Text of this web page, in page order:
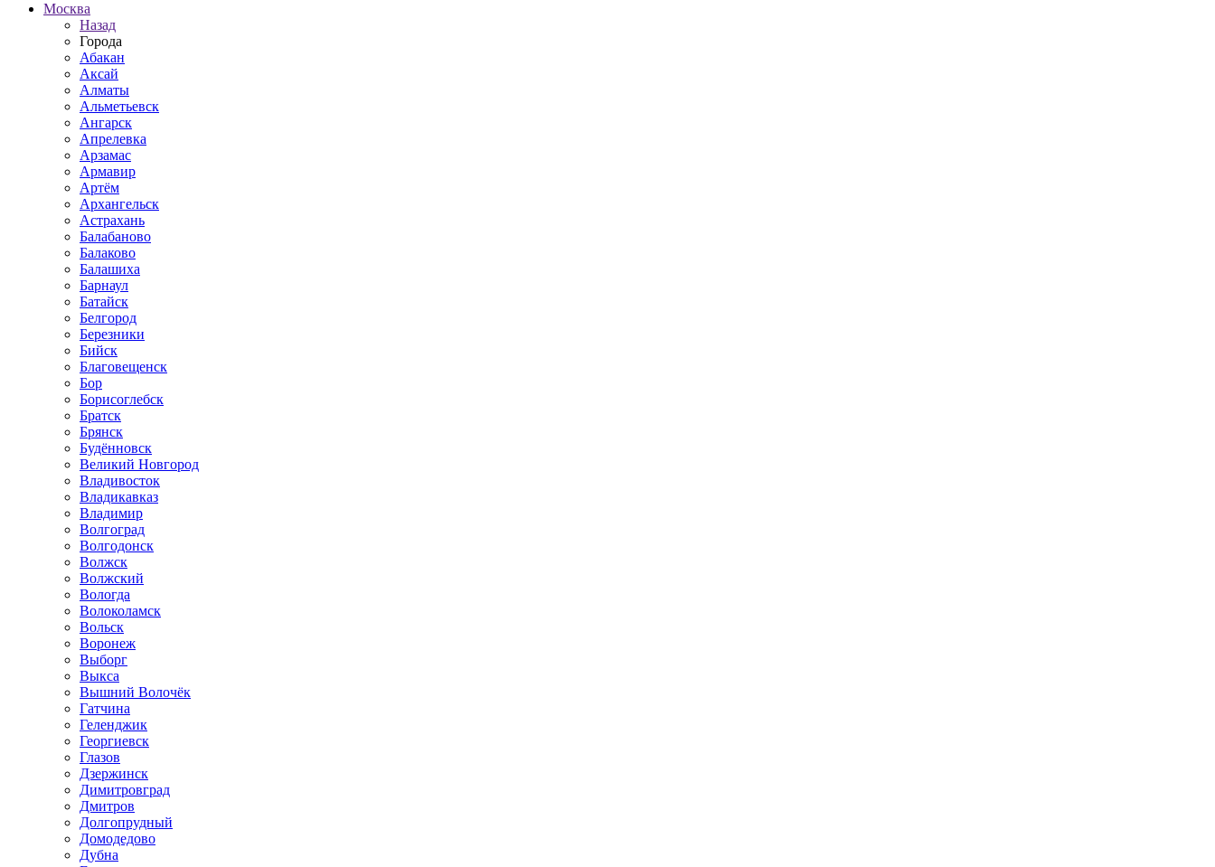
Москва
Назад
Города
Абакан
Аксай
Алматы
Альметьевск
Ангарск
Апрелевка
Арзамас
Армавир
Артём
Архангельск
Астрахань
Балабаново
Балаково
Балашиха
Барнаул
Батайск
Белгород
Березники
Бийск
Благовещенск
Бор
Борисоглебск
Братск
Брянск
Будённовск
Великий Новгород
Владивосток
Владикавказ
Владимир
Волгоград
Волгодонск
Волжск
Волжский
Вологда
Волоколамск
Вольск
Воронеж
Выборг
Выкса
Вышний Волочёк
Гатчина
Геленджик
Георгиевск
Глазов
Дзержинск
Димитровград
Дмитров
Долгопрудный
Домодедово
Дубна